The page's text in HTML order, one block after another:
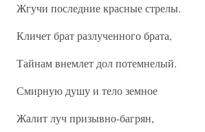
Жгучи последние красные стрелы.
Кличет брат разлученного брата,
Тайнам внемлет дол потемнелый.
Смирную душу и тело земное
Жалит луч призывно-багрян,